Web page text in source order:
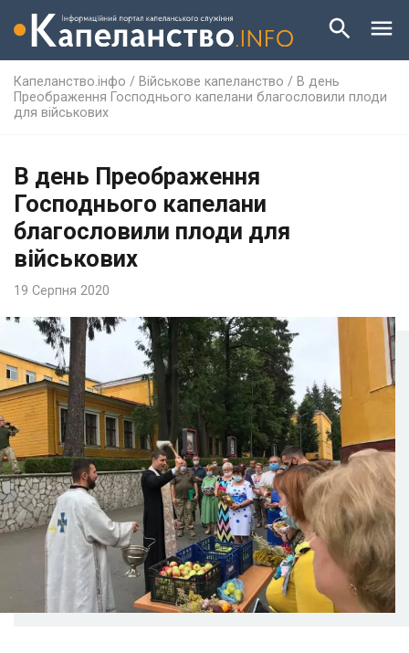
Капеланство.інфо / Військове капеланство / В день
Преображення Господнього капелани благословили плоди
для військових
В день Преображення
Господнього капелани
благословили плоди для
військових
19 Серпня 2020